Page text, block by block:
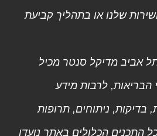
שלנו או בתהליך קביעת
אביב מדיקל סנטר מכיל
הבריאות, לרבות מידע
בדיקות, ניתוחים, תרופות
התכנים הכלולים באתר נועדו